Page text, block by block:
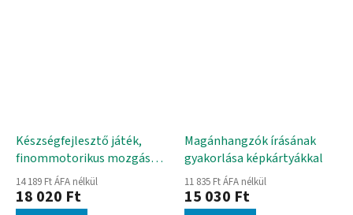
Készségfejlesztő játék,
finommotorikus mozgás
fejlesztésére
14 189 Ft ÁFA nélkül
18 020 Ft
Magánhangzók írásának
gyakorlása képkártyákkal
11 835 Ft ÁFA nélkül
15 030 Ft